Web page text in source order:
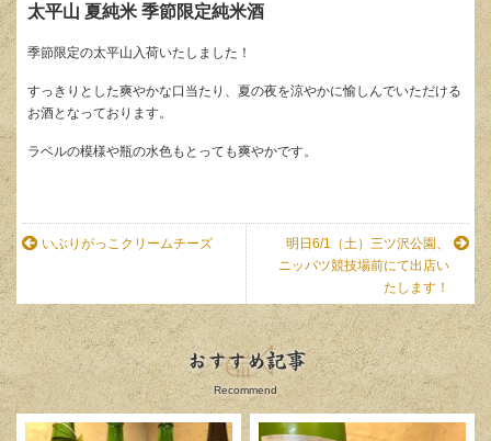
太平山 夏純米 季節限定純米酒
季節限定の太平山入荷いたしました！
すっきりとした爽やかな口当たり、夏の夜を涼やかに愉しんでいただける
お酒となっております。
ラベルの模様や瓶の水色もとっても爽やかです。
いぶりがっこクリームチーズ
明日6/1（土）三ツ沢公園、
ニッパツ競技場前にて出店い
たします！
おすすめ記事
Recommend